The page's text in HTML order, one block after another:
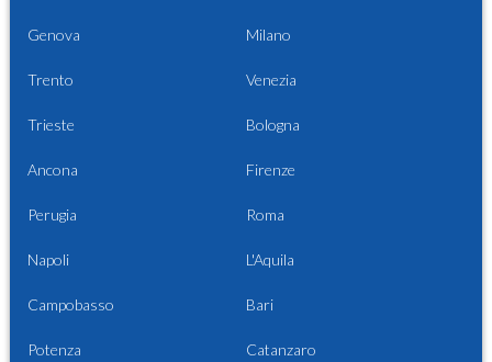
Genova Milano
Trento Venezia
Trieste Bologna
Ancona Firenze
Perugia Roma
Napoli L'Aquila
Campobasso Bari
Potenza Catanzaro